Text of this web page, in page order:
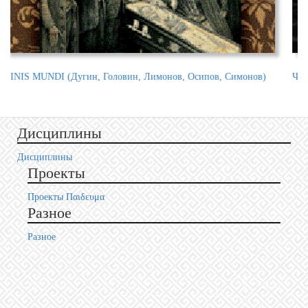
Черная Вода
Дисциплины
Дисциплины
Проекты
Проекты Пαιδευμα
Разное
Разное